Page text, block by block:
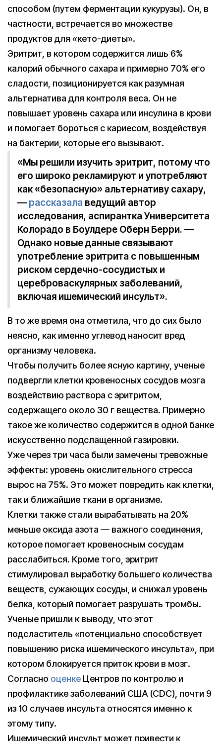
способом (путем ферментации кукурузы). Он, в
частности, встречается во множестве
продуктов для «кето-диеты».
Эритрит, в котором содержится лишь 6%
калорий обычного сахара и примерно 70% его
сладости, позиционируется как разумная
альтернатива для контроля веса. Он не
повышает уровень сахара или инсулина в крови
и помогает бороться с кариесом, воздействуя
на бактерии, которые его вызывают.
«Мы решили изучить эритрит, потому что
его широко рекламируют и употребляют
как «безопасную» альтернативу сахару,
— рассказала ведущий автор
исследования, аспирантка Университета
Колорадо в Боулдере Оберн Берри. —
Однако новые данные связывают
употребление эритрита с повышенным
риском сердечно-сосудистых и
цереброваскулярных заболеваний,
включая ишемический инсульт».
В то же время она отметила, что до сих было
неясно, как именно углевод наносит вред
организму человека.
Чтобы получить более ясную картину, ученые
подвергли клетки кровеносных сосудов мозга
воздействию раствора с эритритом,
содержащего около 30 г вещества. Примерно
такое же количество содержится в одной банке
искусственно подслащенной газировки.
Уже через три часа были замечены тревожные
эффекты: уровень окислительного стресса
вырос на 75%. Это может повредить как клетки,
так и ближайшие ткани в организме.
Клетки также стали вырабатывать на 20%
меньше оксида азота — важного соединения,
которое помогает кровеносным сосудам
расслабиться. Кроме того, эритрит
стимулировал выработку большего количества
веществ, сужающих сосуды, и снижал уровень
белка, который помогает разрушать тромбы.
Ученые пришли к выводу, что этот
подсластитель «потенциально способствует
повышению риска ишемического инсульта», при
котором блокируется приток крови в мозг.
Согласно оценке Центров по контролю и
профилактике заболеваний США (CDC), почти 9
из 10 случаев инсульта относятся именно к
этому типу.
Ишемический инсульт может привести к